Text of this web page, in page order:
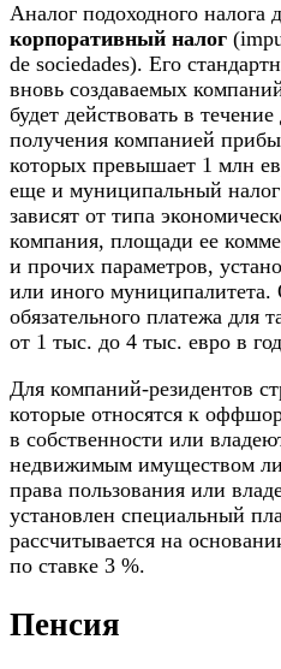
Аналог подоходного
корпоративный налог
de sociedades). Его
вновь создаваемых
будет действовать в
получения компанией
которых превышает 1 млн
еще и муниципальный
зависят от типа
компания, площади ее
и прочих параметров,
или иного
обязательного платежа для
от 1 тыс. до 4 тыс. евро в
Для компаний-резидентов
которые относятся к
в собственности или
недвижимым имуществом
права пользования или
установлен специальный
рассчитывается на
по ставке 3 %.
Пенсия